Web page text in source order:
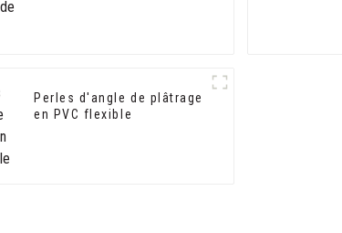
Perles d'angle de plâtrage
en PVC flexible